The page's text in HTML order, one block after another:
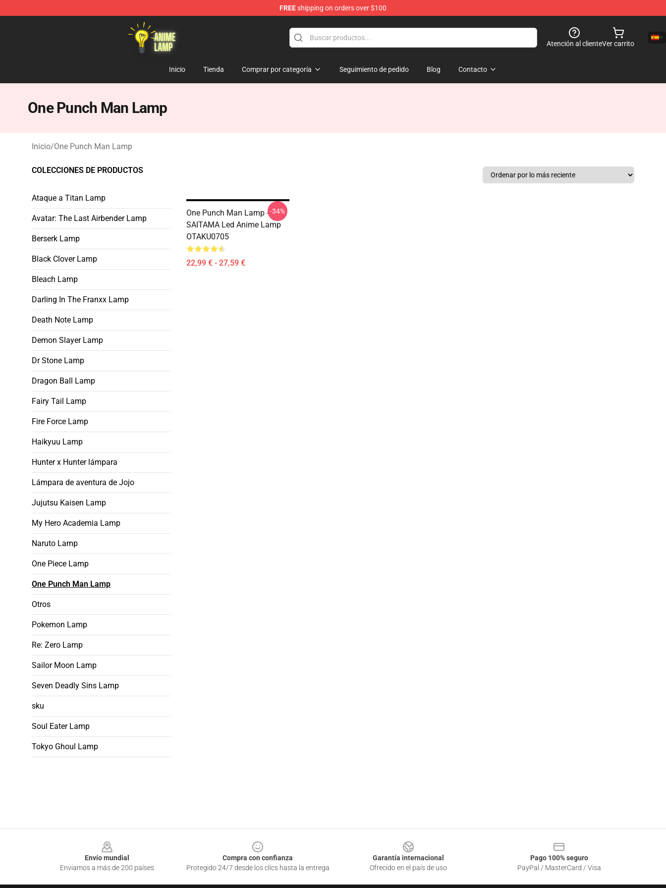
FREEshipping on orders over $100
Anime Lamp Shop - The Best Store of Anime Lamp
Atención al clienteVer carrito
Inicio Tienda Comprar por categoría Seguimiento de pedido Blog Contacto
One Punch Man Lamp
Inicio/One Punch Man Lamp
COLECCIONES DE PRODUCTOS
Ataque a Titan Lamp
Avatar: The Last Airbender Lamp
Berserk Lamp
Black Clover Lamp
Bleach Lamp
Darling In The Franxx Lamp
Death Note Lamp
Demon Slayer Lamp
Dr Stone Lamp
Dragon Ball Lamp
Fairy Tail Lamp
Fire Force Lamp
Haikyuu Lamp
Hunter x Hunter lámpara
Lámpara de aventura de Jojo
Jujutsu Kaisen Lamp
My Hero Academia Lamp
Naruto Lamp
One Piece Lamp
One Punch Man Lamp
Otros
Pokemon Lamp
Re: Zero Lamp
Sailor Moon Lamp
Seven Deadly Sins Lamp
sku
Soul Eater Lamp
Tokyo Ghoul Lamp
One Punch Man Lamp -
SAITAMA Led Anime Lamp
OTAKU0705
22,99 € - 27,59 €
-34%
Envío mundial
Enviamos a más de 200 países
Compra con confianza
Protegido 24/7 desde los clics hasta la entrega
Garantía internacional
Ofrecido en el país de uso
Pago 100% seguro
PayPal / MasterCard / Visa